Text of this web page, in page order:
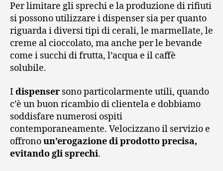
Per limitare gli sprechi e la produzione di rifiuti
si possono utilizzare i dispenser sia per quanto
riguarda i diversi tipi di cerali, le marmellate, le
creme al cioccolato, ma anche per le bevande
come i succhi di frutta, l’acqua e il caffè
solubile.
I dispenser sono particolarmente utili, quando
c’è un buon ricambio di clientela e dobbiamo
soddisfare numerosi ospiti
contemporaneamente. Velocizzano il servizio e
offronoun’erogazione di prodotto precisa,
evitando gli sprechi.